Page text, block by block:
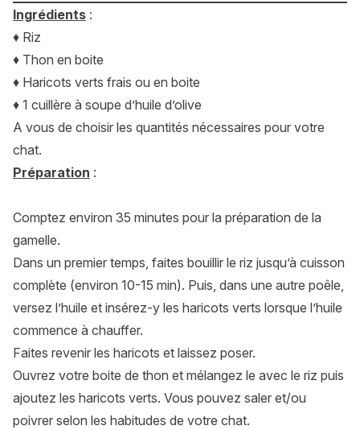
Ingrédients :
♦ Riz
♦ Thon en boite
♦ Haricots verts frais ou en boite
♦ 1 cuillère à soupe d’huile d’olive
A vous de choisir les quantités nécessaires pour votre
chat.
Préparation :
Comptez environ 35 minutes pour la préparation de la
gamelle.
Dans un premier temps, faites bouillir le riz jusqu’à cuisson
complète (environ 10-15 min). Puis, dans une autre poêle,
versez l’huile et insérez-y les haricots verts lorsque l’huile
commence à chauffer.
Faites revenir les haricots et laissez poser.
Ouvrez votre boite de thon et mélangez le avec le riz puis
ajoutez les haricots verts. Vous pouvez saler et/ou
poivrer selon les habitudes de votre chat.